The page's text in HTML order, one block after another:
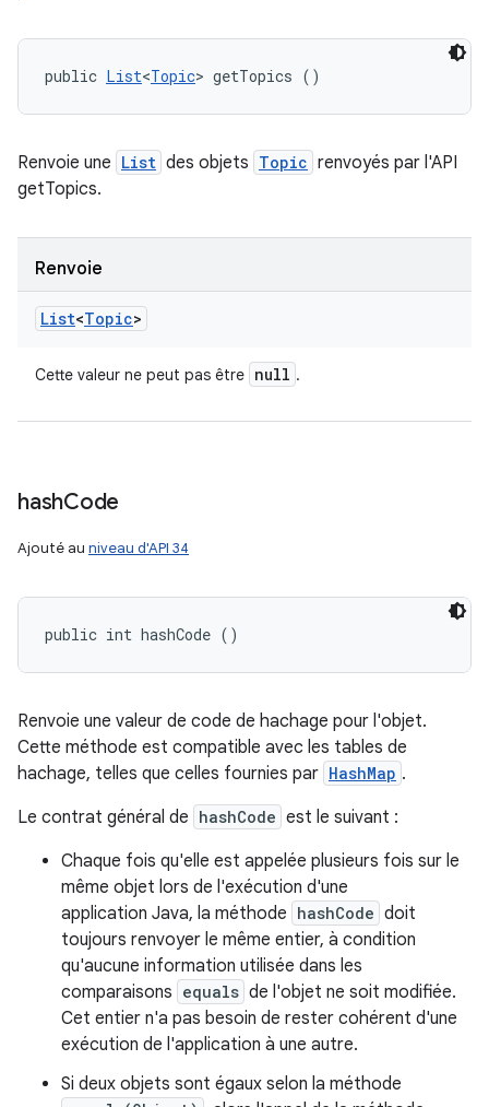
public List<Topic> getTopics ()
Renvoie une List des objets Topic renvoyés par l'API
getTopics.
Renvoie
List<Topic>
Cette valeur ne peut pas être null .
hashCode
Ajouté au niveau d'API 34
public int hashCode ()
Renvoie une valeur de code de hachage pour l'objet.
Cette méthode est compatible avec les tables de
hachage, telles que celles fournies par HashMap .
Le contrat général de hashCode est le suivant :
Chaque fois qu'elle est appelée plusieurs fois sur le
même objet lors de l'exécution d'une
application Java, la méthode hashCode doit
toujours renvoyer le même entier, à condition
qu'aucune information utilisée dans les
comparaisons equals de l'objet ne soit modifiée.
Cet entier n'a pas besoin de rester cohérent d'une
exécution de l'application à une autre.
Si deux objets sont égaux selon la méthode